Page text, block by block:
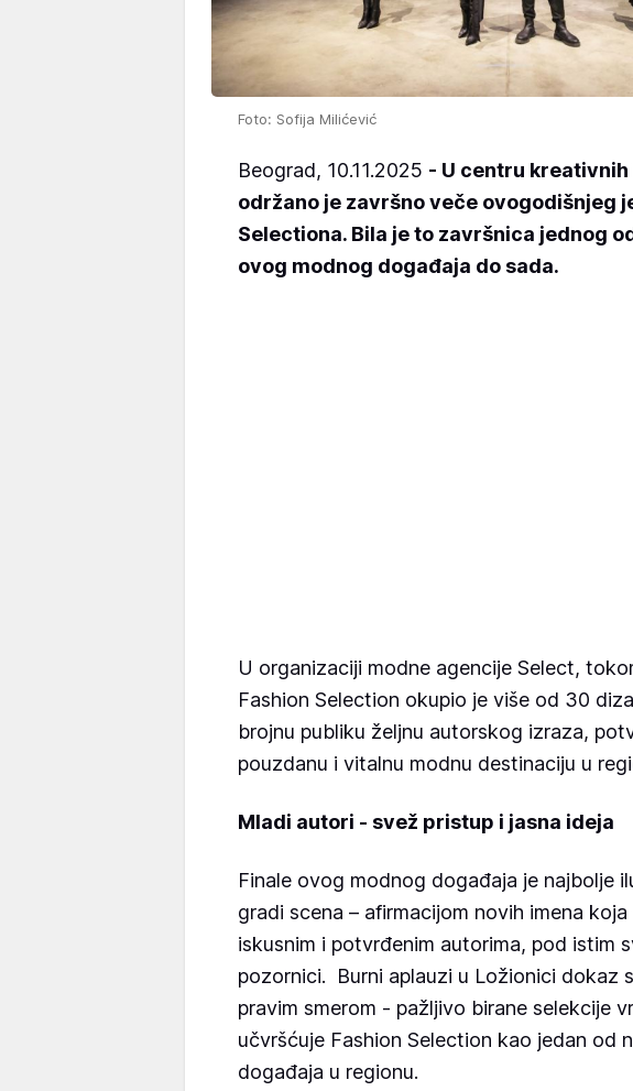
Foto: Sofija Milićević
Beograd, 10.11.2025 - U centru
održano je završno veče ovogodišnjeg
Selectiona. Bila je to završnica jednog
ovog modnog događaja do sada.
U organizaciji modne agencije Select,
Fashion Selection okupio je više od 30
brojnu publiku željnu autorskog izraza,
pouzdanu i vitalnu modnu destinaciju u
Mladi autori - svež pristup i jasna ideja
Finale ovog modnog događaja je najbolje
gradi scena – afirmacijom novih imena
iskusnim i potvrđenim autorima, pod istim
pozornici. Burni aplauzi u Ložionici dokaz
pravim smerom - pažljivo birane selekcije
učvršćuje Fashion Selection kao jedan od
događaja u regionu.